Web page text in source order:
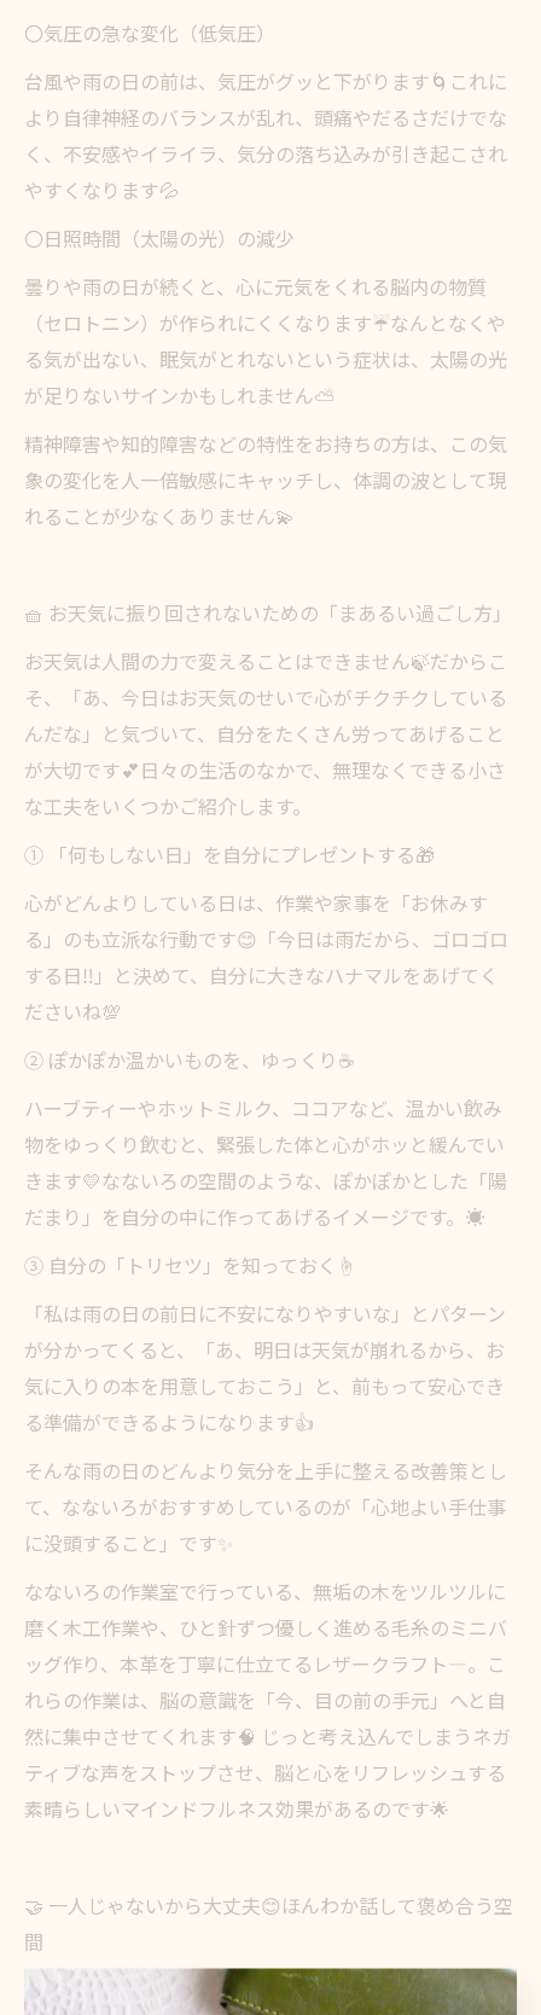
〇気圧の急な変化（低気圧）
台風や雨の日の前は、気圧がグッと下がります🌀これに
より自律神経のバランスが乱れ、頭痛やだるさだけでな
く、不安感やイライラ、気分の落ち込みが引き起こされ
やすくなります💦
〇日照時間（太陽の光）の減少
曇りや雨の日が続くと、心に元気をくれる脳内の物質
（セロトニン）が作られにくくなります☔なんとなくや
る気が出ない、眠気がとれないという症状は、太陽の光
が足りないサインかもしれません⛅
精神障害や知的障害などの特性をお持ちの方は、この気
象の変化を人一倍敏感にキャッチし、体調の波として現
れることが少なくありません💫
🧺 お天気に振り回されないための「まあるい過ごし方」
お天気は人間の力で変えることはできません🍃だからこ
そ、「あ、今日はお天気のせいで心がチクチクしている
んだな」と気づいて、自分をたくさん労ってあげること
が大切です💕日々の生活のなかで、無理なくできる小さ
な工夫をいくつかご紹介します。
① 「何もしない日」を自分にプレゼントする🎁
心がどんよりしている日は、作業や家事を「お休みす
る」のも立派な行動です😊「今日は雨だから、ゴロゴロ
する日‼️」と決めて、自分に大きなハナマルをあげてく
ださいね💯
② ぽかぽか温かいものを、ゆっくり☕
ハーブティーやホットミルク、ココアなど、温かい飲み
物をゆっくり飲むと、緊張した体と心がホッと緩んでい
きます💛なないろの空間のような、ぽかぽかとした「陽
だまり」を自分の中に作ってあげるイメージです。☀️
③ 自分の「トリセツ」を知っておく☝️
「私は雨の日の前日に不安になりやすいな」とパターン
が分かってくると、「あ、明日は天気が崩れるから、お
気に入りの本を用意しておこう」と、前もって安心でき
る準備ができるようになります👍
そんな雨の日のどんより気分を上手に整える改善策とし
て、なないろがおすすめしているのが「心地よい手仕事
に没頭すること」です✨
なないろの作業室で行っている、無垢の木をツルツルに
磨く木工作業や、ひと針ずつ優しく進める毛糸のミニバ
ッグ作り、本革を丁寧に仕立てるレザークラフト―。こ
れらの作業は、脳の意識を「今、目の前の手元」へと自
然に集中させてくれます🧠 じっと考え込んでしまうネガ
ティブな声をストップさせ、脳と心をリフレッシュする
素晴らしいマインドフルネス効果があるのです🌟
🤝 一人じゃないから大丈夫😊ほんわか話して褒め合う空
間
そして何より大切なのは、悪天候の日に一人で家に引き